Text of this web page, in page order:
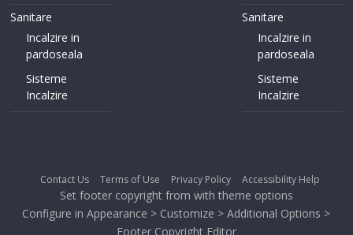
Sanitare
Incalzire in
pardoseala
Sisteme
Incalzire
Sanitare
Incalzire in
pardoseala
Sisteme
Incalzire
Contact Us Terms of Use Privacy Policy Accessibility Help
Set footer copyright from with theme options
Configure in Appearance > Customize > Additional Options >
Footer Copyright Editor